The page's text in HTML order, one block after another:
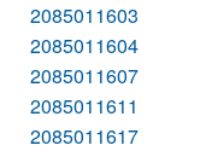
2085011603
2085011604
2085011607
2085011611
2085011617